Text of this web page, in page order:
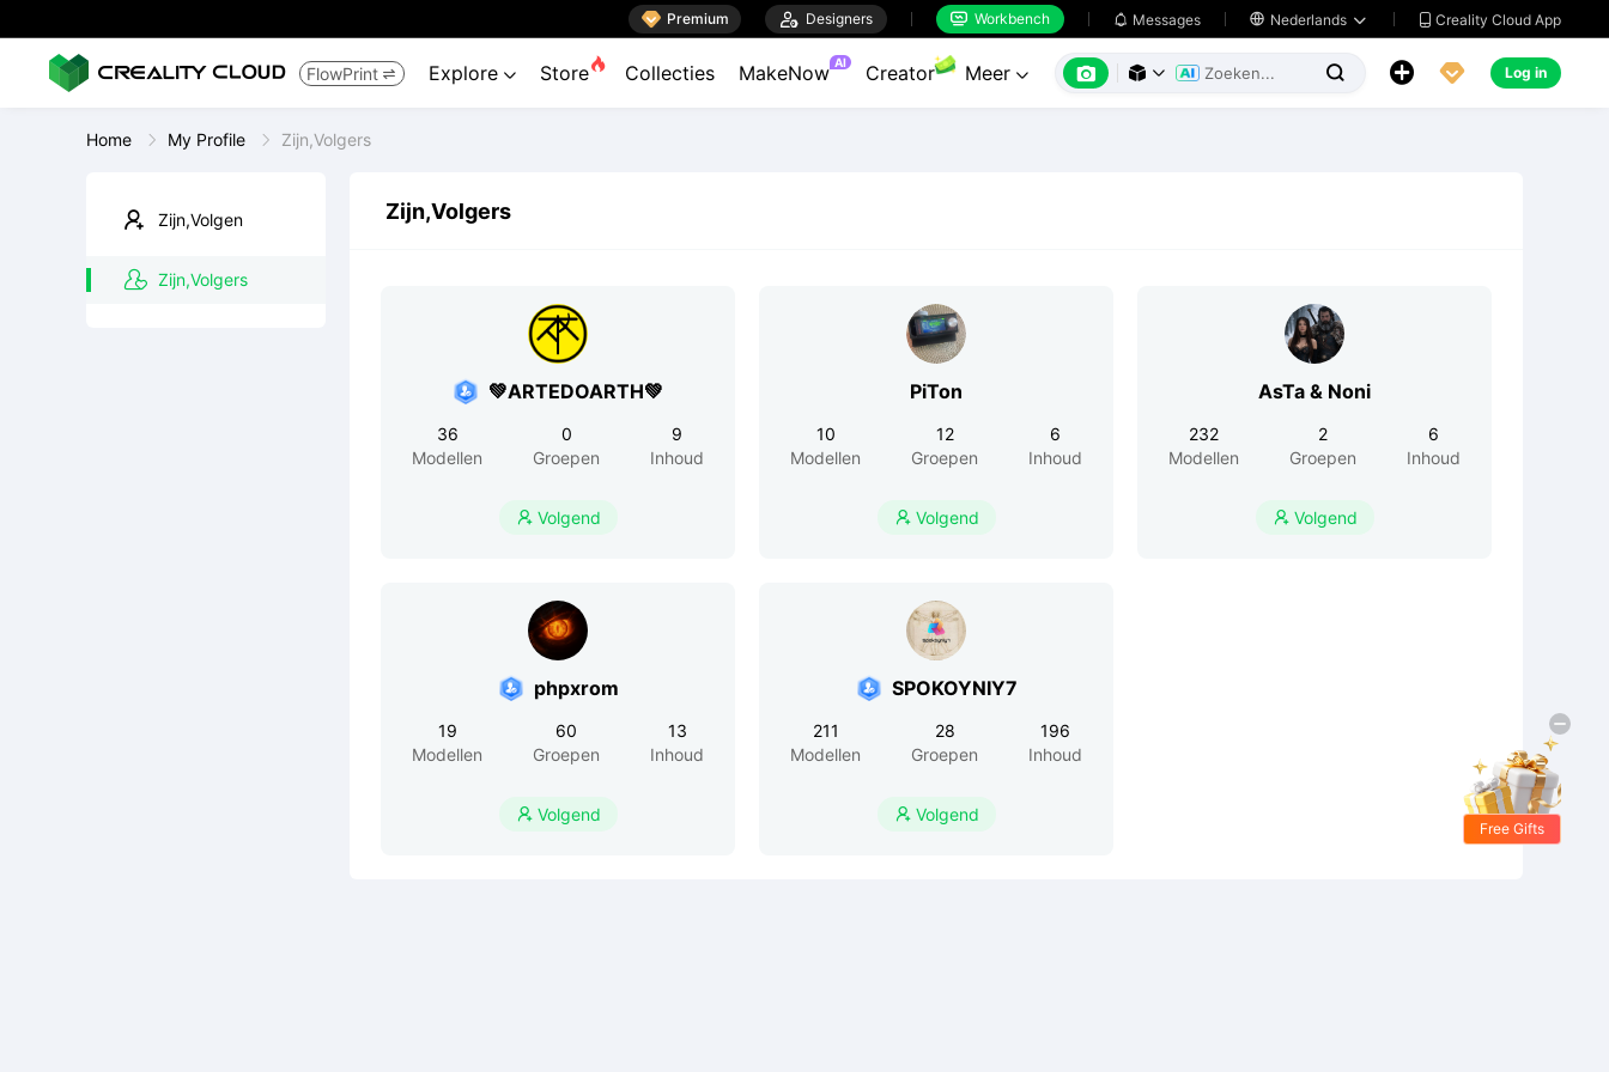
 Premium  Designers  Workbench  Messages  Nederlands   Creality Cloud App
FlowPrint  Explore  Store Collecties MakeNow AI Creator Meer        Log in
Home My Profile Zijn,Volgers
Zijn,Volgen
Zijn,Volgers
Zijn,Volgers
💚ARTEDOARTH💚
36
Modellen
0
Groepen
9
Inhoud
 Volgend
PiTon
10
Modellen
12
Groepen
6
Inhoud
 Volgend
AsTa & Noni
232
Modellen
2
Groepen
6
Inhoud
 Volgend
phpxrom
19
Modellen
60
Groepen
13
Inhoud
 Volgend
SPOKOYNIY7
211
Modellen
28
Groepen
196
Inhoud
 Volgend
Free Gifts